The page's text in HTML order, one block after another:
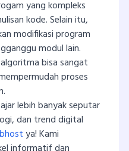
yang kompleks
kode. Selain itu,
modifikasi program
modul lain.
bisa sangat
proses
lebih banyak seputar
dan trend digital
ya! Kami